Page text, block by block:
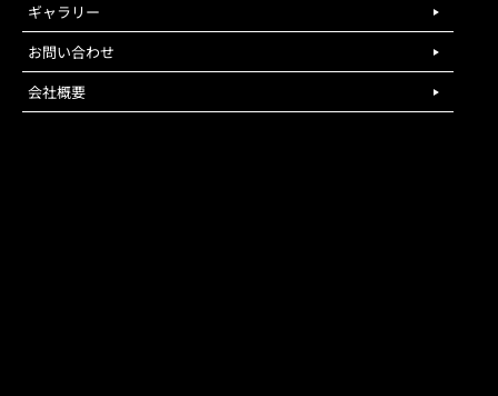
ギャラリー
お問い合わせ
会社概要